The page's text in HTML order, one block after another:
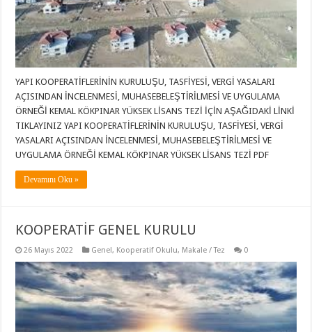
YAPI KOOPERATİFLERİNİN KURULUŞU, TASFİYESİ, VERGİ YASALARI
AÇISINDAN İNCELENMESİ, MUHASEBELEŞTİRİLMESİ VE UYGULAMA
ÖRNEĞİ KEMAL KÖKPINAR YÜKSEK LİSANS TEZİ İÇİN AŞAĞIDAKİ LİNKİ
TIKLAYINIZ YAPI KOOPERATİFLERİNİN KURULUŞU, TASFİYESİ, VERGİ
YASALARI AÇISINDAN İNCELENMESİ, MUHASEBELEŞTİRİLMESİ VE
UYGULAMA ÖRNEĞİ KEMAL KÖKPINAR YÜKSEK LİSANS TEZİ PDF
Devamını Oku »
KOOPERATİF GENEL KURULU
26 Mayıs 2022 Genel, Kooperatif Okulu, Makale / Tez 0